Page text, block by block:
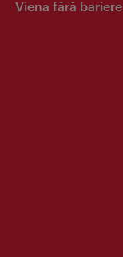
Viena fără bariere